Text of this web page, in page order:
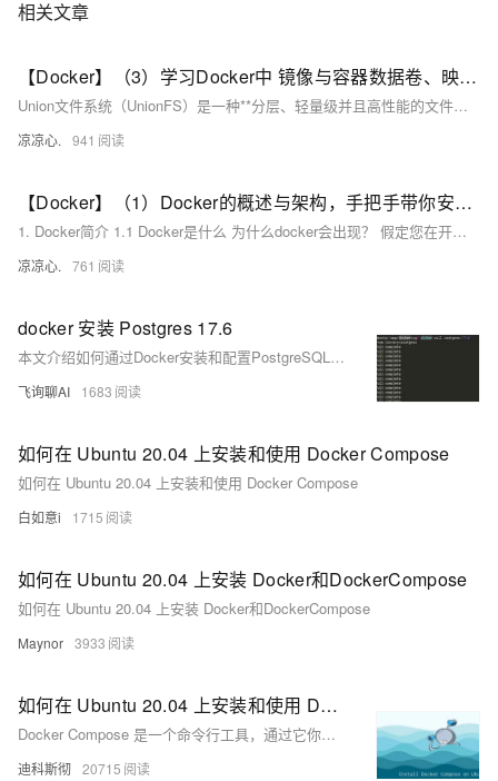
相关文章
【Docker】（3）学习Docker中 镜像与容器数据卷、映射关系！手把手带你安装 MySql主从同步 和 Redis三主三从集群！并且进行主从切换与扩容操作，还有分析 哈希分区 等知识点！
Union文件系统（UnionFS）是一种**分层、轻量级并且高性能的文件系统**，它支持对文件系统的修改作为一次提交来一层层的叠加，同时可以将不同目录挂载到同一个虚拟文件系统下(unite several directories into a single virtual filesystem) Union 文件系统是 Docker 镜像的基础。 镜像可以通过分层来进行继承，基于基础镜像（没有父镜像），可以制作各种具体的应用镜像。
凉凉心. 941
【Docker】（1）Docker的概述与架构，手把手带你安装Docker，云原生路上不可缺少的一门技术！
1. Docker简介 1.1 Docker是什么 为什么docker会出现？ 假定您在开发一款平台项目，您的开发环境具有特定的配置。其他开发人员身处的环境配置也各有不同。 您正在开发的应用依赖于您当前的配置且还要依赖于某些配置文件。 您的企业还拥有标准化的测试和生产环境，且具有自身的配置和一系列支持文件。 **要求：**希望尽可能多在本地模拟这些环境而不产生重新创建服务器环境的开销 问题： 要如何确保应用能够在这些环境中运行和通过质量检测？ 在部署过程中不出现令人头疼的版本、配置问题 无需重新编写代码和进行故障修复
凉凉心. 761
docker 安装 Postgres 17.6
本文介绍如何通过Docker安装和配置PostgreSQL 17.6。内容包括拉取镜像、导出配置文件、运行容器并挂载数据与配置文件目录，以及进入容器使用psql操作数据库的完整步骤，便于持久化管理和自定义配置。
飞询聊AI 1683
如何在 Ubuntu 20.04 上安装和使用 Docker Compose
如何在 Ubuntu 20.04 上安装和使用 Docker Compose
白如意i 1715
如何在 Ubuntu 20.04 上安装 Docker和DockerCompose
如何在 Ubuntu 20.04 上安装 Docker和DockerCompose
Maynor 3933
如何在 Ubuntu 20.04 上安装和使用 Docker Compose
Docker Compose 是一个命令行工具，通过它你可以定义和编排多容器 Docker 应用，本文将为大家讲解如何在 Ubuntu 20.04 上安装最新版的 Docker Compose。
迪科斯彻 20715